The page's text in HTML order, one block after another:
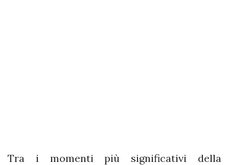
Tra i momenti più significativi della